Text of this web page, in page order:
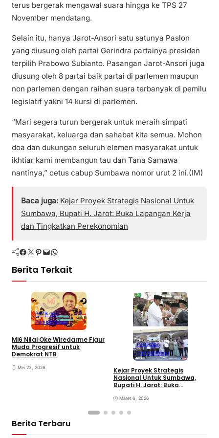
terus bergerak mengawal suara hingga ke TPS 27
November mendatang.
Selain itu, hanya Jarot-Ansori satu satunya Paslon
yang diusung oleh partai Gerindra partainya presiden
terpilih Prabowo Subianto. Pasangan Jarot-Ansori juga
diusung oleh 8 partai baik partai di parlemen maupun
non parlemen dengan raihan suara terbanyak di pemilu
legislatif yakni 14 kursi di parlemen.
“Mari segera turun bergerak untuk meraih simpati
masyarakat, keluarga dan sahabat kita semua. Mohon
doa dan dukungan seluruh elemen masyarakat untuk
ikhtiar kami membangun tau dan Tana Samawa
nantinya,” cetus cabup Sumbawa nomor urut 2 ini.(IM)
Baca juga: Kejar Proyek Strategis Nasional Untuk
Sumbawa, Bupati H. Jarot: Buka Lapangan Kerja
dan Tingkatkan Perekonomian
Facebook Twitter Pinterest Mail WhatsApp
Berita Terkait
Politik dan
Pemerintahan
Mi6 Nilai Oke Wiredarme Figur
Muda Progresif untuk
Demokrat NTB
Mei 23, 2026
Politik dan
Pemerintahan
Kejar Proyek Strategis
Nasional Untuk Sumbawa,
Bupati H. Jarot: Buka
Tingkatkan Perekonomian
Maret 6, 2026
Berita Terbaru